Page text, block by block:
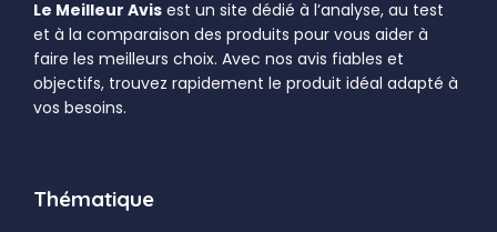
Le Meilleur Avis est un site dédié à l’analyse, au test
et à la comparaison des produits pour vous aider à
faire les meilleurs choix. Avec nos avis fiables et
objectifs, trouvez rapidement le produit idéal adapté à
vos besoins.
Thématique